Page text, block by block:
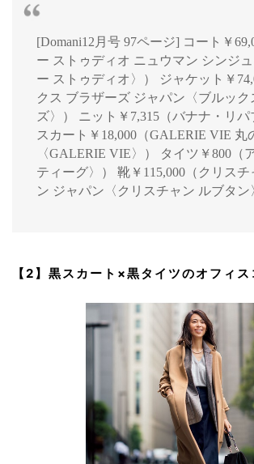
[Domani12月号 97ページ] コート￥
ー ストゥディオ ニュウマン シンジ
ー ストゥディオ〉） ジャケット￥
クス ブラザーズ ジャパン〈ブルック
ズ〉） ニット￥7,315（バナナ・リパ
スカート￥18,000（GALERIE VIE 丸
〈GALERIE VIE〉） タイツ￥800（
ティーグ〉） 靴￥115,000（クリスチ
ン ジャパン〈クリスチャン ルブタン
【2】黒スカート×黒タイツのオフィ